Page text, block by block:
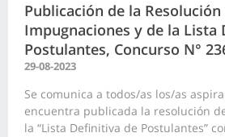
Publicación de la Resolución
Impugnaciones y de la Lista
Postulantes, Concurso N°
29-08-2023
Se comunica a todos/as los/as
encuentra publicada la resolución
la “Lista Definitiva de Postulantes”